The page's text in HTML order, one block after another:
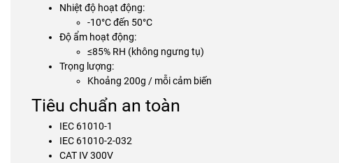
Nhiệt độ hoạt động:
-10°C đến 50°C
Độ ẩm hoạt động:
≤85% RH (không ngưng tụ)
Trọng lượng:
Khoảng 200g / mỗi cảm biến
Tiêu chuẩn an toàn
IEC 61010-1
IEC 61010-2-032
CAT IV 300V